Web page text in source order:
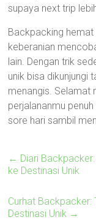
supaya next trip
Backpacking hemat
keberanian
lain. Dengan trik
unik bisa dikunjungi
menangis. Selamat
perjalananmu
sore hari sambil
← Diari
ke Destinasi Unik
Curhat Backpacker:
Destinasi Unik →